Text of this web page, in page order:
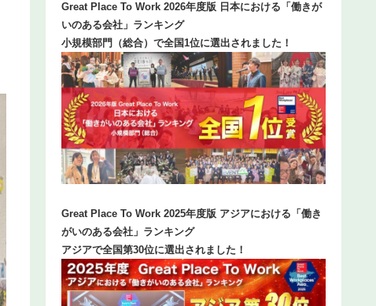
Great Place To Work 2026年度版 日本における「働きが
いのある会社」ランキング
小規模部門（総合）で全国1位に選出されました！
Great Place To Work 2025年度版 アジアにおける「働き
がいのある会社」ランキング
アジアで全国第30位に選出されました！